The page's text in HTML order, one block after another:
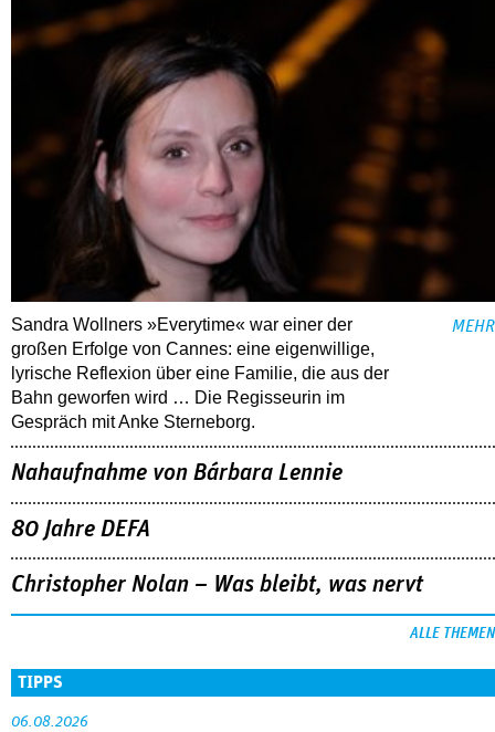
Sandra Wollners »Everytime« war einer der
großen Erfolge von Cannes: eine eigenwillige,
lyrische Reflexion über eine ­Familie, die aus der
Bahn geworfen wird … Die Regisseurin im
Gespräch mit Anke Sterneborg.
MEHR
Nahaufnahme von Bárbara Lennie
80 Jahre DEFA
Christopher Nolan – Was bleibt, was nervt
ALLE THEMEN
TIPPS
06.08.2026